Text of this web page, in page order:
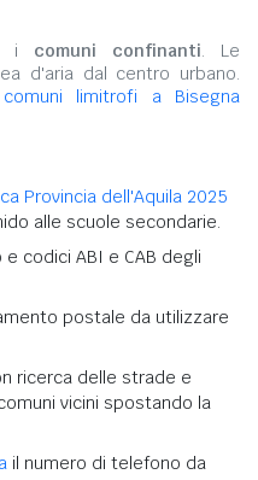
i comuni confinanti. Le
d'aria dal centro urbano.
comuni limitrofi a Bisegna
Provincia dell'Aquila 2025
alle scuole secondarie.
e codici ABI e CAB degli
postale da utilizzare
ricerca delle strade e
vicini spostando la
il numero di telefono da